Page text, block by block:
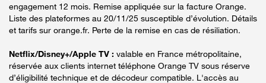
engagement 12 mois. Remise appliquée sur la facture Orange.
Liste des plateformes au 20/11/25 susceptible d’évolution. Détails
et tarifs sur orange.fr. Perte de la remise en cas de résiliation.
Netflix/Disney+/Apple TV : valable en France métropolitaine,
réservée aux clients internet téléphone Orange TV sous réserve
d’éligibilité technique et de décodeur compatible. L'accès au